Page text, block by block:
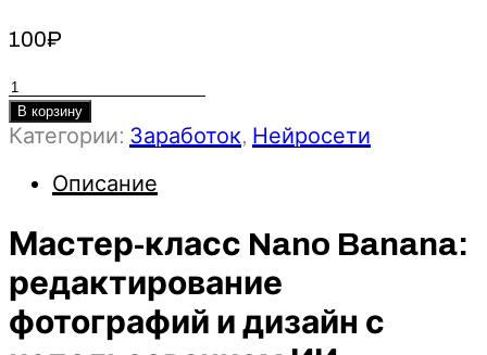
100₽
Количество
товара
Мастер-
Nano
редактирование
фотографий
и
дизайн
с
В корзину
Категории: Заработок, Нейросети
Описание
Мастер-класс Nano Banana:
редактирование
фотографий и дизайн с